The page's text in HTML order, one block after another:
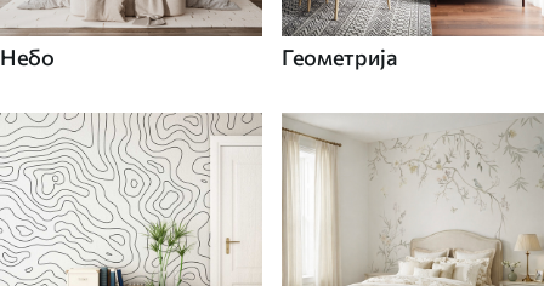
Небо Геометрија